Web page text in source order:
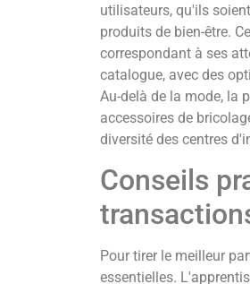
utilisateurs, qu'ils
produits de bien-être.
correspondant à ses
catalogue, avec des
Au-delà de la mode, la
accessoires de
diversité des centres
Conseils
Pour tirer le meilleur
essentielles.